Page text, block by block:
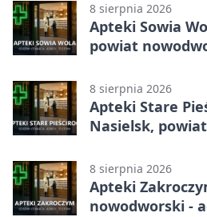
8 sierpnia 2026
Apteki Sowia
powiat
8 sierpnia 2026
Apteki Stare
Nasielsk,
8 sierpnia 2026
Apteki
nowodworski -